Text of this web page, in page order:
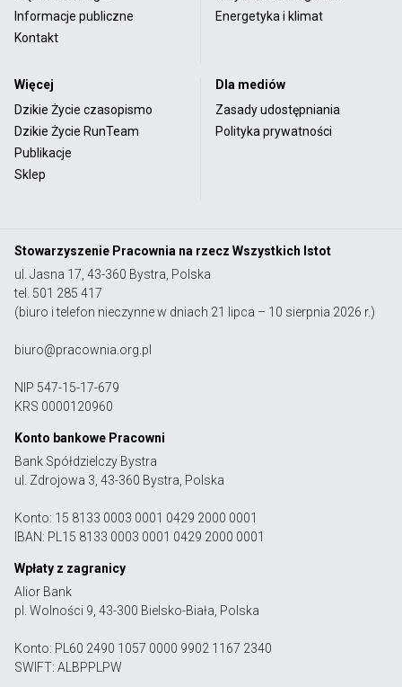
Informacje publiczne
Kontakt
Energetyka i klimat
Więcej
Dzikie Życie czasopismo
Dzikie Życie RunTeam
Publikacje
Sklep
Dla mediów
Zasady udostępniania
Polityka prywatności
Stowarzyszenie Pracownia na rzecz Wszystkich Istot
ul. Jasna 17, 43-360 Bystra, Polska
tel. 501 285 417
(biuro i telefon nieczynne w dniach 21 lipca – 10 sierpnia 2026 r.)
biuro@pracownia.org.pl
NIP 547-15-17-679
KRS 0000120960
Konto bankowe Pracowni
Bank Spółdzielczy Bystra
ul. Zdrojowa 3, 43-360 Bystra, Polska
Konto: 15 8133 0003 0001 0429 2000 0001
IBAN: PL15 8133 0003 0001 0429 2000 0001
Wpłaty z zagranicy
Alior Bank
pl. Wolności 9, 43-300 Bielsko-Biała, Polska
Konto: PL60 2490 1057 0000 9902 1167 2340
SWIFT: ALBPPLPW